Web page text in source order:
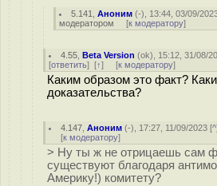
5.141 ,Аноним (-), 13:44, 03/09/
модератором [к модератору]
4.55 ,Beta Version (ok), 15:12, 31/08/
[ответить] [↑] [к модератору]
Каким образом это факт?
доказательства?
4.147 ,Аноним (-), 17:27, 11/09/2023 [^
[к модератору]
> Ну ты ж не отрицаешь сам
существуют благодаря
Америку!) комитету?